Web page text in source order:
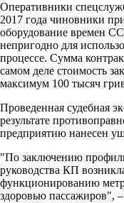
Оперативники
2017 года чиновники
оборудование времен
непригодно для
процессе. Сумма
самом деле стоимость
максимум 100 тысяч
Проведенная судебная
результате
предприятию нанесен
"По заключению
руководства КП
функционированию
здоровью пассажиров",